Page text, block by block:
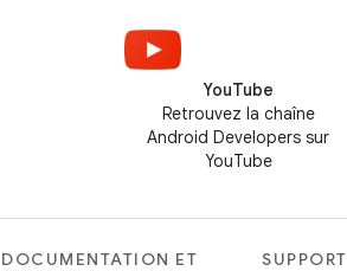
YouTube
Retrouvez la chaîne
Android Developers sur
YouTube
DOCUMENTATION ET
SUPPORT